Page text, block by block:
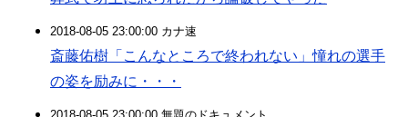
2018-08-05 23:00:00 カナ速
斎藤佑樹「こんなところで終われない」憧れの選手
の姿を励みに・・・